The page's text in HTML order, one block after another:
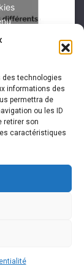
des technologies
informations des
permettra de
ou les ID
retirer son
caractéristiques